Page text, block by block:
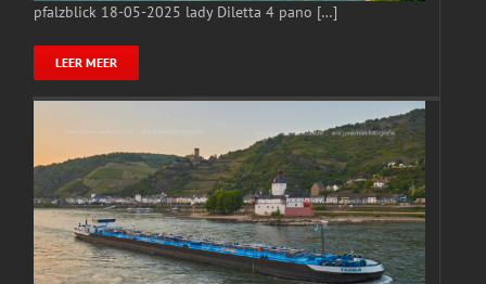
pfalzblick 18-05-2025 lady Diletta 4 pano […]
LEER MEER